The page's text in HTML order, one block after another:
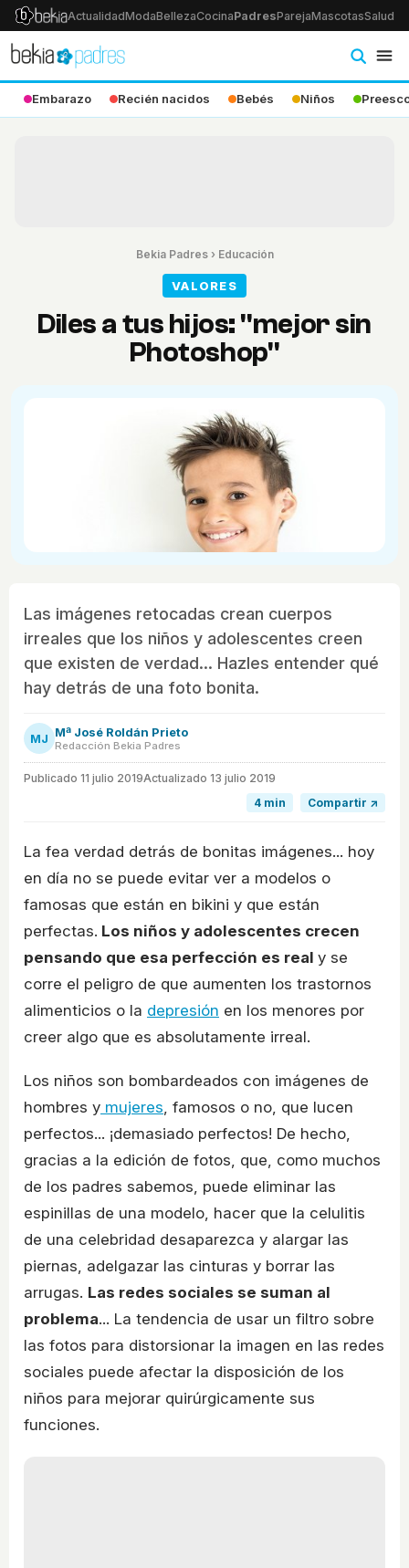
ActualidadModaBellezaCocinaPadresParejaMascotasSalud
Embarazo Recién nacidos Bebés Niños
Bekia Padres› Educación
VALORES
Diles a tus hijos: "mejor sin
Photoshop"
Las imágenes retocadas crean cuerpos
irreales que los niños y adolescentes creen
que existen de verdad... Hazles entender qué
hay detrás de una foto bonita.
MJ Mª José Roldán Prieto
Redacción Bekia Padres
Publicado 11 julio 2019Actualizado 13 julio 2019
4 min
Compartir ↗
La fea verdad detrás de bonitas imágenes... hoy
en día no se puede evitar ver a modelos o
famosas que están en bikini y que están
perfectas. Los niños y adolescentes crecen
pensando que esa perfección es real y se
corre el peligro de que aumenten los trastornos
alimenticios o la depresión en los menores por
creer algo que es absolutamente irreal.
Los niños son bombardeados con imágenes de
hombres y mujeres, famosos o no, que lucen
perfectos... ¡demasiado perfectos! De hecho,
gracias a la edición de fotos, que, como muchos
de los padres sabemos, puede eliminar las
espinillas de una modelo, hacer que la celulitis
de una celebridad desaparezca y alargar las
piernas, adelgazar las cinturas y borrar las
arrugas. Las redes sociales se suman al
problema... La tendencia de usar un filtro sobre
las fotos para distorsionar la imagen en las redes
sociales puede afectar la disposición de los
niños para mejorar quirúrgicamente sus
funciones.